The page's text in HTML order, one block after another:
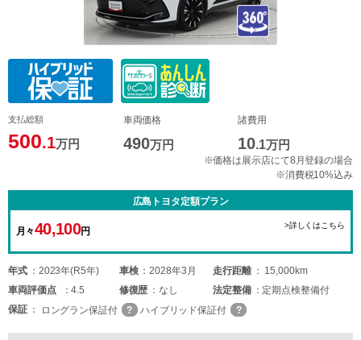
支払総額
500.1万円
車両価格
490万円
諸費用
10.1万円
※価格は展示店にて8月登録の場合
※消費税10%込み
広島トヨタ定額プラン
月々40,100円
>詳しくはこちら
年式 2023年(R5年) 車検 2028年3月 走行距離
15,000km
車両評価点 4.5 修復歴 なし 法定整備
定期点検整備付
保証
ロングラン保証付 ハイブリッド保証付